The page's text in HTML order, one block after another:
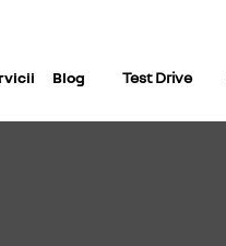
Blog Test Drive